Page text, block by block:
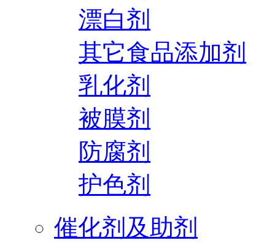
漂白剂
其它食品添加剂
乳化剂
被膜剂
防腐剂
护色剂
催化剂及助剂